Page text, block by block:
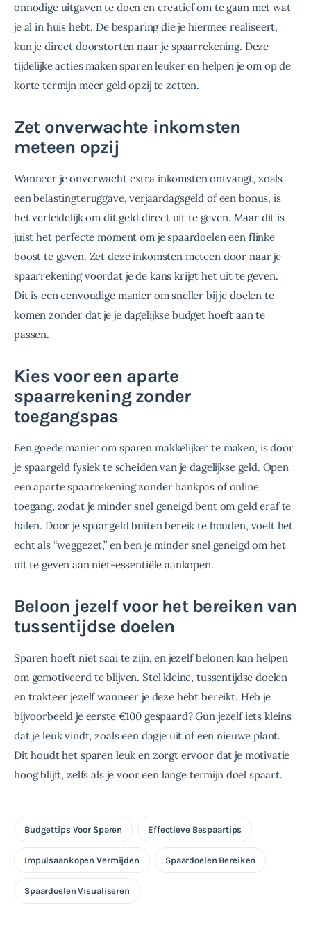
onnodige uitgaven te doen en creatief om te gaan met wat
je al in huis hebt. De besparing die je hiermee realiseert,
kun je direct doorstorten naar je spaarrekening. Deze
tijdelijke acties maken sparen leuker en helpen je om op de
korte termijn meer geld opzij te zetten.
Zet onverwachte inkomsten
meteen opzij
Wanneer je onverwacht extra inkomsten ontvangt, zoals
een belastingteruggave, verjaardagsgeld of een bonus, is
het verleidelijk om dit geld direct uit te geven. Maar dit is
juist het perfecte moment om je spaardoelen een flinke
boost te geven. Zet deze inkomsten meteen door naar je
spaarrekening voordat je de kans krijgt het uit te geven.
Dit is een eenvoudige manier om sneller bij je doelen te
komen zonder dat je je dagelijkse budget hoeft aan te
passen.
Kies voor een aparte
spaarrekening zonder
toegangspas
Een goede manier om sparen makkelijker te maken, is door
je spaargeld fysiek te scheiden van je dagelijkse geld. Open
een aparte spaarrekening zonder bankpas of online
toegang, zodat je minder snel geneigd bent om geld eraf te
halen. Door je spaargeld buiten bereik te houden, voelt het
echt als “weggezet,” en ben je minder snel geneigd om het
uit te geven aan niet-essentiële aankopen.
Beloon jezelf voor het bereiken van
tussentijdse doelen
Sparen hoeft niet saai te zijn, en jezelf belonen kan helpen
om gemotiveerd te blijven. Stel kleine, tussentijdse doelen
en trakteer jezelf wanneer je deze hebt bereikt. Heb je
bijvoorbeeld je eerste €100 gespaard? Gun jezelf iets kleins
dat je leuk vindt, zoals een dagje uit of een nieuwe plant.
Dit houdt het sparen leuk en zorgt ervoor dat je motivatie
hoog blijft, zelfs als je voor een lange termijn doel spaart.
Budgettips Voor Sparen Effectieve Bespaartips
Impulsaankopen Vermijden Spaardoelen Bereiken
Spaardoelen Visualiseren